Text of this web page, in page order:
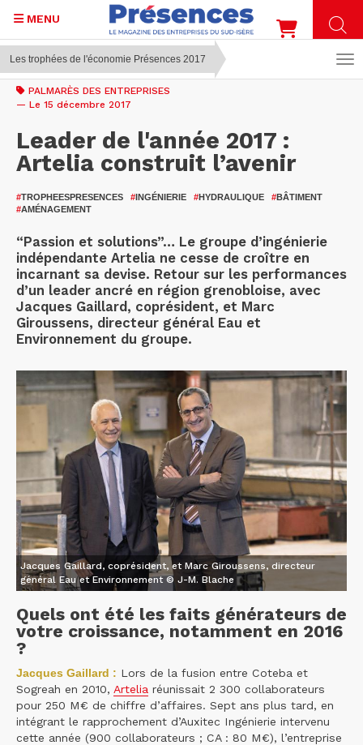
Aller
contenu
MENU
Les trophées de l'économie Présences 2017
PALMARÈS DES ENTREPRISES
— Le 15 décembre 2017
Leader de l'année 2017 :
Artelia construit l’avenir
#TROPHEESPRESENCES #INGÉNIERIE #HYDRAULIQUE #BÂTIMENT
#AMÉNAGEMENT
“Passion et solutions”… Le groupe d’ingénierie
indépendante Artelia ne cesse de croître en
incarnant sa devise. Retour sur les performances
d’un leader ancré en région grenobloise, avec
Jacques Gaillard, coprésident, et Marc
Giroussens, directeur général Eau et
Environnement du groupe.
Jacques Gaillard, coprésident, et Marc Giroussens, directeur
général Eau et Environnement © J-M. Blache
Quels ont été les faits générateurs de
votre croissance, notamment en 2016
?
Jacques Gaillard : Lors de la fusion entre Coteba et
Sogreah en 2010, Artelia réunissait 2 300 collaborateurs
pour 250 M€ de chiffre d’affaires. Sept ans plus tard, en
intégrant le rapprochement d’Auxitec Ingénierie intervenu
cette année (900 collaborateurs ; CA : 80 M€), l’entreprise